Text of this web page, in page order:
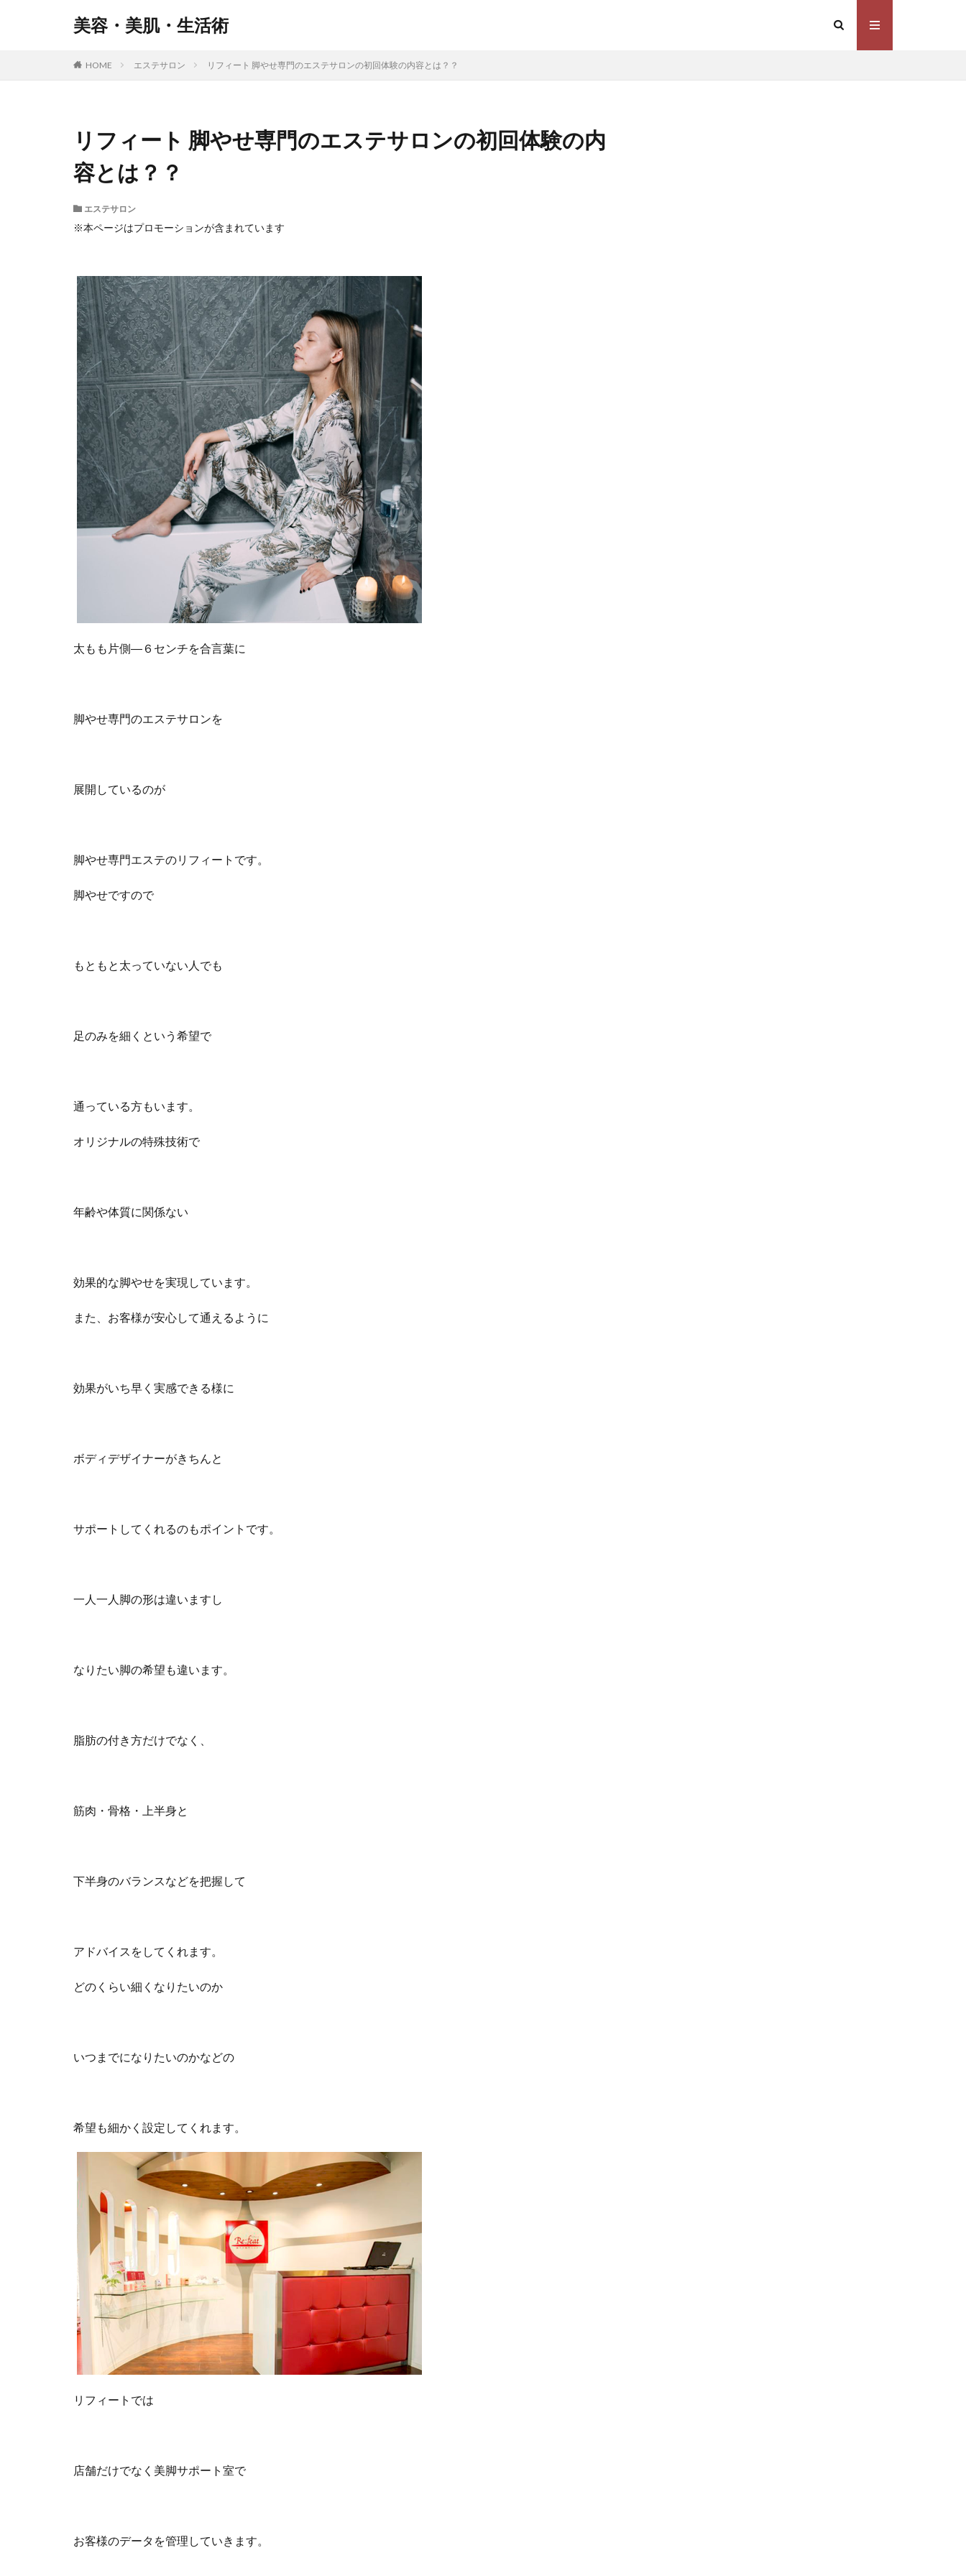
美容・美肌・生活術
HOME エステサロン リフィート 脚やせ専門のエステサロンの初回体験の内容とは？？
リフィート 脚やせ専門のエステサロンの初回体験の内
容とは？？
エステサロン
※本ページはプロモーションが含まれています
太もも片側―６センチを合言葉に
脚やせ専門のエステサロンを
展開しているのが
脚やせ専門エステのリフィートです。
脚やせですので
もともと太っていない人でも
足のみを細くという希望で
通っている方もいます。
オリジナルの特殊技術で
年齢や体質に関係ない
効果的な脚やせを実現しています。
また、お客様が安心して通えるように
効果がいち早く実感できる様に
ボディデザイナーがきちんと
サポートしてくれるのもポイントです。
一人一人脚の形は違いますし
なりたい脚の希望も違います。
脂肪の付き方だけでなく、
筋肉・骨格・上半身と
下半身のバランスなどを把握して
アドバイスをしてくれます。
どのくらい細くなりたいのか
いつまでになりたいのかなどの
希望も細かく設定してくれます。
リフィートでは
店舗だけでなく美脚サポート室で
お客様のデータを管理していきます。